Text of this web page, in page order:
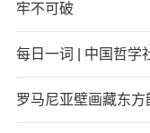
牢不可破
每日一词 | 中国哲学
罗马尼亚壁画藏东